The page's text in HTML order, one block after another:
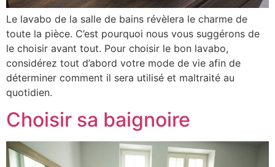
Le lavabo de la salle de bains révèlera le charme de
toute la pièce. C’est pourquoi nous vous suggérons de
le choisir avant tout. Pour choisir le bon lavabo,
considérez tout d’abord votre mode de vie afin de
déterminer comment il sera utilisé et maltraité au
quotidien.
Choisir sa baignoire